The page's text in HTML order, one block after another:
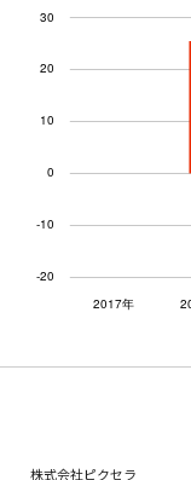
株式会社ピクセラ